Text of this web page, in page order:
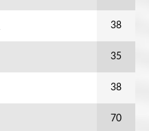
38
35
38
70